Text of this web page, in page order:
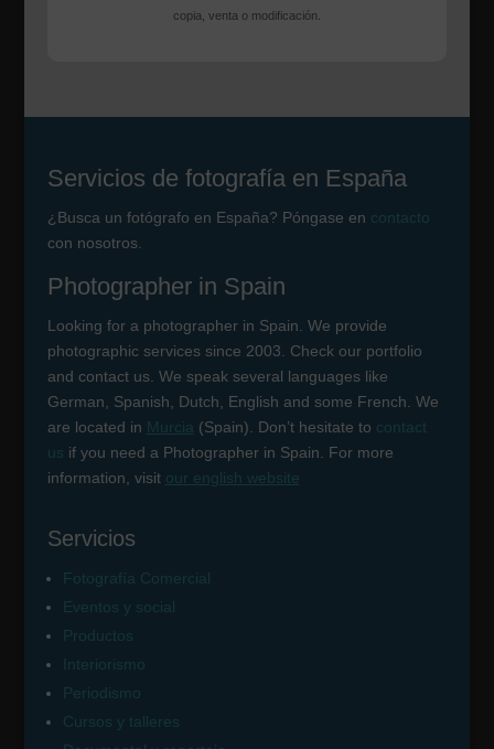
copia, venta o modificación.
Servicios de fotografía en España
¿Busca un fotógrafo en España? Póngase en contacto
con nosotros.
Photographer in Spain
Looking for a photographer in Spain. We provide
photographic services since 2003. Check our portfolio
and contact us. We speak several languages like
German, Spanish, Dutch, English and some French. We
are located in Murcia (Spain). Don’t hesitate to contact
us if you need a Photographer in Spain. For more
information, visit our english website
Servicios
Fotografía Comercial
Eventos y social
Productos
Interiorismo
Periodismo
Cursos y talleres